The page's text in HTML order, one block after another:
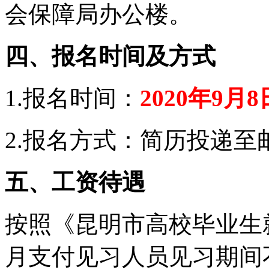
会保障局办公楼。
四、报名时间及方式
1.报名时间： 2020年9月
2.报名方式：简历投递至
五、工资待遇
按照《昆明市高校毕业
月支付见习人员见习期